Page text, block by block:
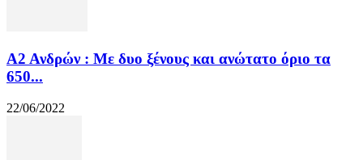
Α2 Ανδρών : Με δυο ξένους και ανώτατο όριο τα
650...
22/06/2022